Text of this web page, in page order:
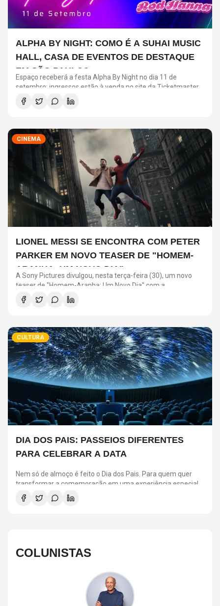
ALPHA BY NIGHT: COMO É A SUHAI MUSIC
HALL, CASA DE EVENTOS DE DESTAQUE
EM SÃO PAULO?
Espaço receberá a festa Alpha By Night no dia 11 de
setembro; ingressos estão à venda no site da Ticketmaster
Brasil
CINEMA
LIONEL MESSI SE ENCONTRA COM PETER
PARKER EM NOVO TEASER DE "HOMEM-
ARANHA: UM NOVO DIA"
A Sony Pictures divulgou, nesta terça-feira (30), um novo
teaser de "Homem-Aranha: Um Novo Dia" com a
participação de Lionel Messi. O astro argentino divide a cena
com o universo do herói em uma ação promocional do filme.
CULTURA
DIA DOS PAIS: PASSEIOS DIFERENTES
PARA CELEBRAR A DATA
Nem só de almoço é feito o Dia dos Pais. Para quem quer
transformar a comemoração em uma experiência especial,
São Paulo reúne atrações para todos os estilos.
Selecionamos seis passeios que prometem agradar pais e
COLUNISTAS